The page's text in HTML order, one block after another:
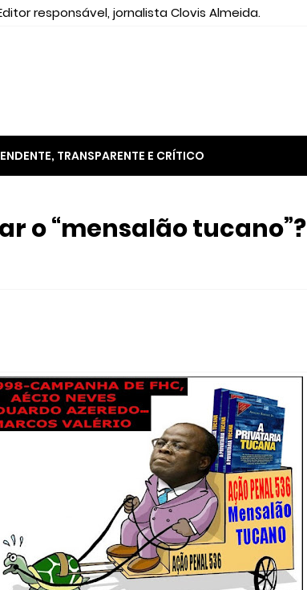
responsável, jornalista Clovis Almeida.
TRANSPARENTE E CRÍTICO
o “mensalão tucano”?